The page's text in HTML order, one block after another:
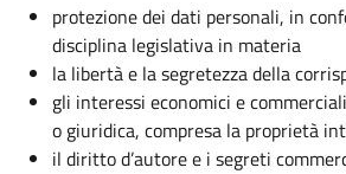
protezione dei dati personali, in
disciplina legislativa in materia
la libertà e la segretezza della
gli interessi economici e
o giuridica, compresa la proprietà
il diritto d’autore e i segreti